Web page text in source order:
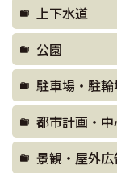
上下水道
公園
駐車場・駐輪
都市計画・
景観・屋外